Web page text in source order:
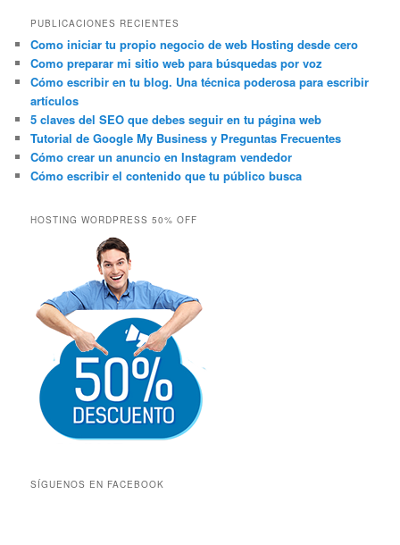
PUBLICACIONES RECIENTES
Como iniciar tu propio negocio de web Hosting desde cero
Como preparar mi sitio web para búsquedas por voz
Cómo escribir en tu blog. Una técnica poderosa para escribir
artículos
5 claves del SEO que debes seguir en tu página web
Tutorial de Google My Business y Preguntas Frecuentes
Cómo crear un anuncio en Instagram vendedor
Cómo escribir el contenido que tu público busca
HOSTING WORDPRESS 50% OFF
SÍGUENOS EN FACEBOOK